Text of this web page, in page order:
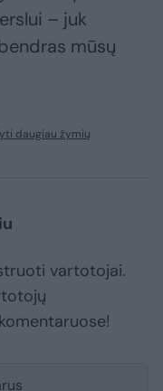
– juk
mūsų
daugiau žymių
vartotojai.